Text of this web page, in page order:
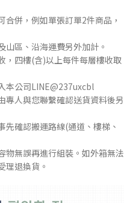
併，例如單張訂單2件商品，
區、沿海運費另外加計。
，四樓(含)以上每件每層樓收取
本公司LINE@237uxcbl
人與您聯繫確認送貨資料後另
確認搬運路線(通道、樓梯、
無誤再進行組裝。如外箱無法
理退換貨。